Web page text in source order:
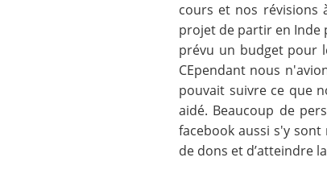
cours et nos révisions
projet de partir en Inde
prévu un budget pour
CEpendant nous
pouvait suivre ce que
aidé. Beaucoup de
facebook aussi s'y
de dons et d’atteindre